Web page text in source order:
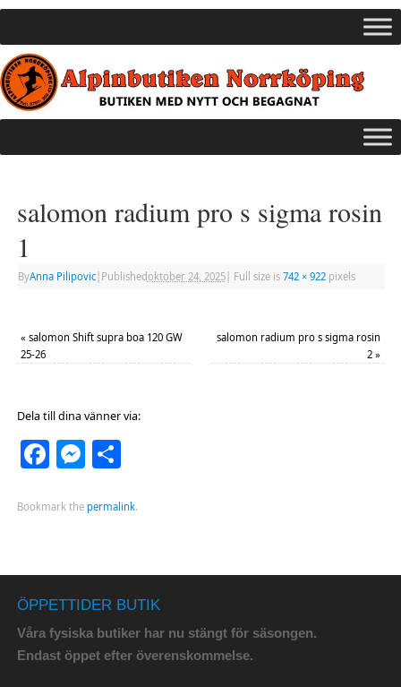
salomon radium pro s sigma rosin
1
ByAnna Pilipovic| Publishedoktober 24, 2025| Full size is 742 × 922pixels
« salomon Shift supra boa 120 GW
25-26
salomon radium pro s sigma rosin
2 »
Dela till dina vänner via:
Facebook
Messenger
Dela
Bookmark the permalink.
ÖPPETTIDER BUTIK
Våra fysiska butiker har nu stängt för säsongen.
Endast öppet efter överenskommelse.